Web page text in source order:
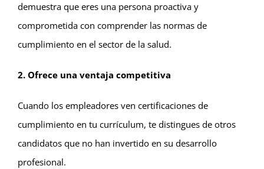
demuestra que eres una persona proactiva y
comprometida con comprender las normas de
cumplimiento en el sector de la salud.
2. Ofrece una ventaja competitiva
Cuando los empleadores ven certificaciones de
cumplimiento en tu currículum, te distingues de otros
candidatos que no han invertido en su desarrollo
profesional.